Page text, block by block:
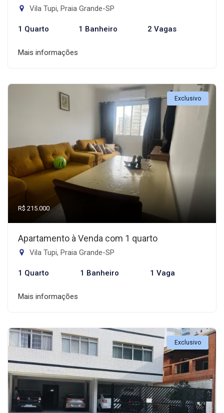
Vila Tupi, Praia Grande-SP
1 Quarto 1 Banheiro 2 Vagas
Mais informações
Exclusivo
R$ 215.000
Apartamento à Venda com 1 quarto
Vila Tupi, Praia Grande-SP
1 Quarto 1 Banheiro 1 Vaga
Mais informações
Exclusivo